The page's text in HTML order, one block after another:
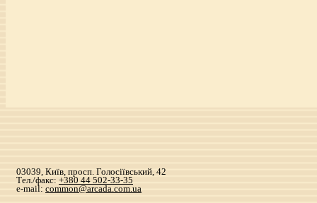
03039, Київ, просп. Голосіївський, 42
Тел./факс: +380 44 502-33-35
e-mail: common@arcada.com.ua